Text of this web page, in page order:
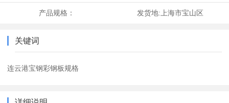
产品规格： 发货地: 上海市宝山区
关键词
连云港宝钢彩钢板规格